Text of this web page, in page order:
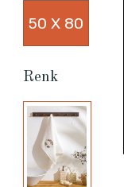
50 X 80
Renk